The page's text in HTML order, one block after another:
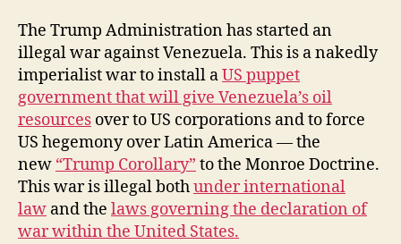
The Trump Administration has started an
illegal war against Venezuela. This is a nakedly
imperialist war to install aUS puppet
government that will give Venezuela’s oil
resources over to US corporations and to force
US hegemony over Latin America — the
new “Trump Corollary” to the Monroe Doctrine.
This war is illegal bothunder international
law and the laws governing the declaration of
war within the United States.